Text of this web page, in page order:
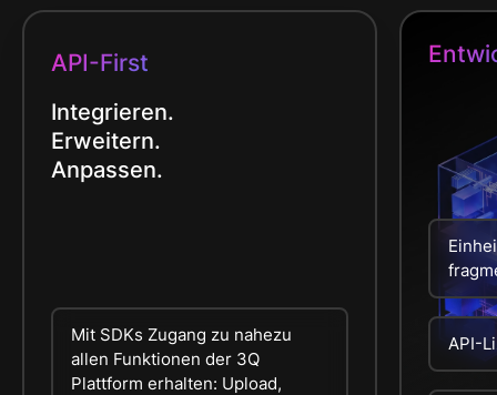
API-First
Integrieren.
Erweitern.
Anpassen.
Mit SDKs Zugang zu nahezu
allen Funktionen der 3Q
Plattform erhalten: Upload,
API-